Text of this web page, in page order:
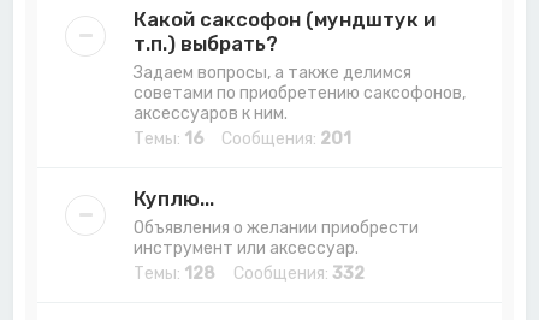
Какой саксофон (мундштук и
т.п.) выбрать?
Задаем вопросы, а также делимся
советами по приобретению саксофонов,
аксессуаров к ним.
Темы: 16 Сообщения: 201
Куплю...
Объявления о желании приобрести
инструмент или аксессуар.
Темы: 128 Сообщения: 332